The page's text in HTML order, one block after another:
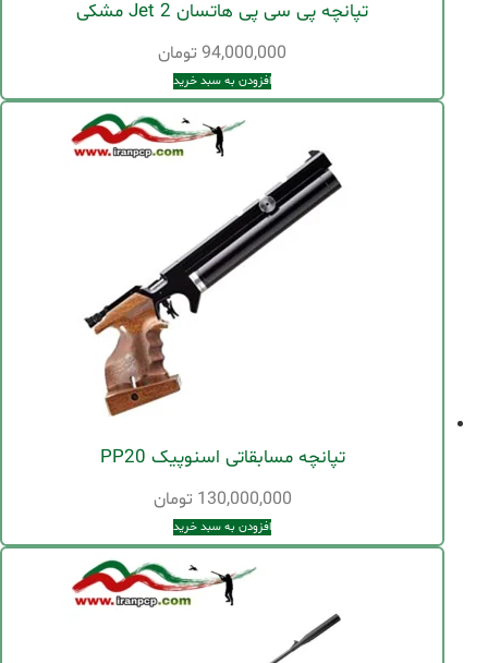
تپانچه پی سی پی هاتسان Jet 2 مشکی
94,000,000 تومان
افزودن به سبد خرید
تپانچه مسابقاتی اسنوپیک PP20
130,000,000 تومان
افزودن به سبد خرید